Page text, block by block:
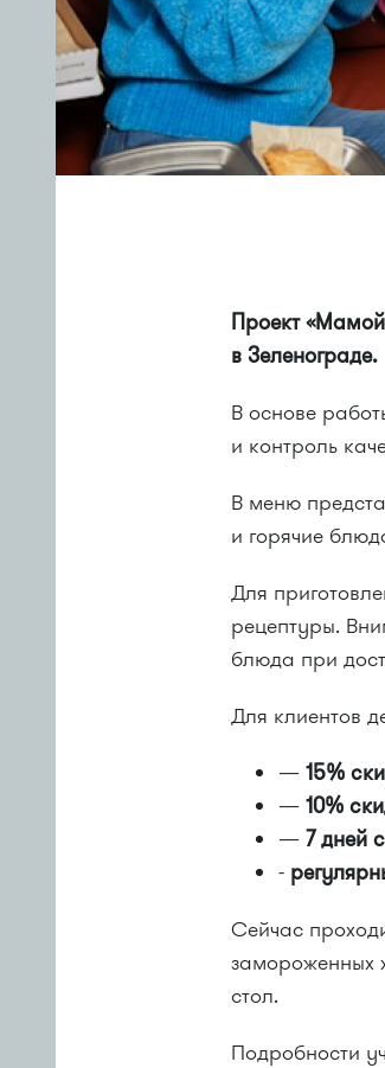
Проект «Мамой
в Зеленограде.
В основе
и контроль
В меню
и горячие
Для
рецептуры.
блюда при
Для клиентов
—15%
—10%
—7 дней
-
Сейчас
замороженных
стол.
Подробности